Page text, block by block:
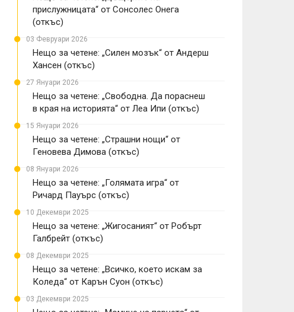
прислужницата“ от Сонсолес Онега
(откъс)
03 Февруари 2026
Нещо за четене: „Силен мозък“ от Андерш
Хансен (откъс)
27 Януари 2026
Нещо за четене: „Свободна. Да пораснеш
в края на историята“ от Леа Ипи (откъс)
15 Януари 2026
Нещо за четене: „Страшни нощи“ от
Геновева Димова (откъс)
08 Януари 2026
Нещо за четене: „Голямата игра“ от
Ричард Пауърс (откъс)
10 Декември 2025
Нещо за четене: „Жигосаният“ от Робърт
Галбрейт (откъс)
08 Декември 2025
Нещо за четене: „Всичко, което искам за
Коледа“ от Карън Суон (откъс)
03 Декември 2025